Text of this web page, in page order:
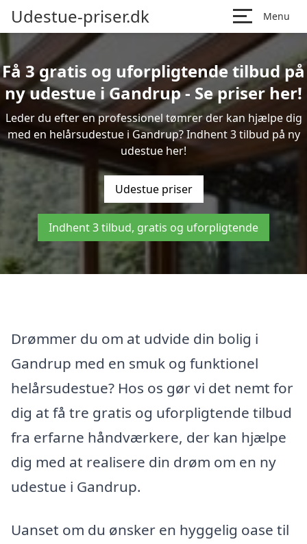
Udestue-priser.dk Menu
Få 3 gratis og uforpligtende tilbud på
ny udestue i Gandrup - Se priser her!
Leder du efter en professionel tømrer der kan hjælpe dig
med en helårsudestue i Gandrup? Indhent 3 tilbud på ny
udestue her!
Udestue priser
Indhent 3 tilbud, gratis og uforpligtende
Drømmer du om at udvide din bolig i
Gandrup med en smuk og funktionel
helårsudestue? Hos os gør vi det nemt for
dig at få tre gratis og uforpligtende tilbud
fra erfarne håndværkere, der kan hjælpe
dig med at realisere din drøm om en ny
udestue i Gandrup.
Uanset om du ønsker en hyggelig oase til